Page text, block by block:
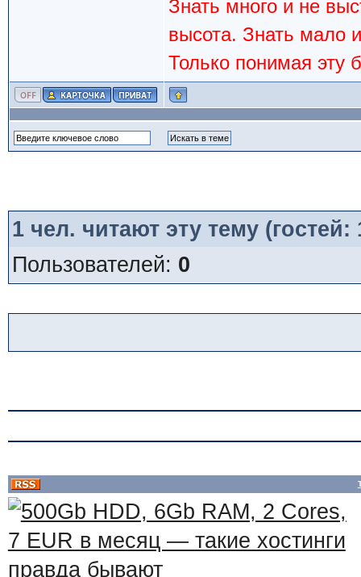
Знать много и не
высота. Знать мало
Только понимая эту
1чел. читают эту тему
Пользователей: 0